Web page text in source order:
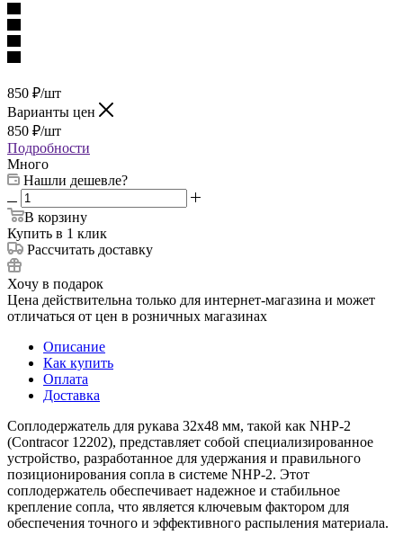
850 ₽/шт
Варианты цен
850 ₽/шт
Подробности
Много
Нашли дешевле?
В корзину
Купить в 1 клик
Рассчитать доставку
Хочу в подарок
Цена действительна только для интернет-магазина и может
отличаться от цен в розничных магазинах
Описание
Как купить
Оплата
Доставка
Соплодержатель для рукава 32x48 мм, такой как NHP-2
(Contracor 12202), представляет собой специализированное
устройство, разработанное для удержания и правильного
позиционирования сопла в системе NHP-2. Этот
соплодержатель обеспечивает надежное и стабильное
крепление сопла, что является ключевым фактором для
обеспечения точного и эффективного распыления материала.